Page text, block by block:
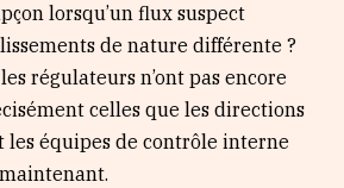
lorsqu’un flux suspect
de nature différente ?
régulateurs n’ont pas encore
celles que les directions
les équipes de contrôle interne